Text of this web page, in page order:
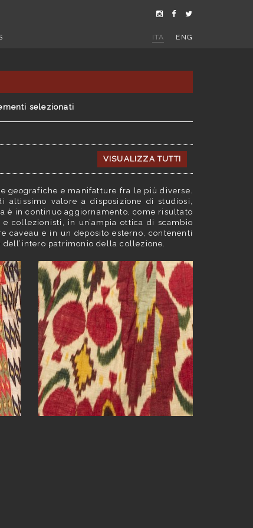
ITA ENG
selezionati
VISUALIZZA TUTTI
geografiche e manifatture fra le più diverse.
valore a disposizione di studiosi,
è in continuo aggiornamento, come risultato
collezionisti, in un’ampia ottica di scambio
caveau e in un deposito esterno, contenenti
patrimonio della collezione.